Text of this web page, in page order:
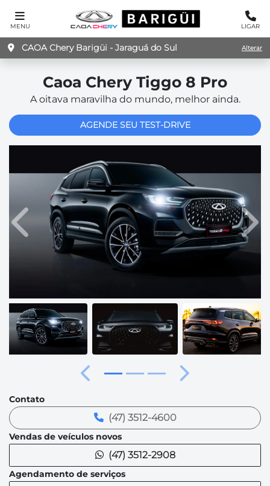
MENU LIGAR
CAOA Chery Barigüi - Jaraguá do Sul Alterar
Caoa Chery Tiggo 8 Pro
A oitava maravilha do mundo, melhor ainda.
AGENDE SEU TEST-DRIVE
Anterior
Anterior Próximo
Contato
(47) 3512-4600
Vendas de veículos novos
(47) 3512-2908
Agendamento de serviços